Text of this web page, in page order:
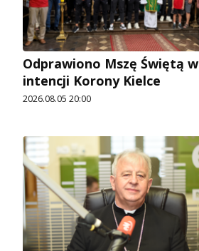
Odprawiono Mszę Świętą w
intencji Korony Kielce
2026.08.05 20:00